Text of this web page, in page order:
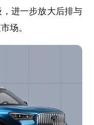
进一步放大后排与
场。